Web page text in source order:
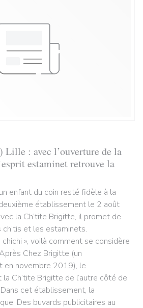
Lille : avec l’ouverture de la
estaminet retrouve la
enfant du coin resté fidèle à la
établissement le 2 août
la Ch’tite Brigitte, il promet de
et les estaminets.
», voilà comment se considère
Chez Brigitte (un
en novembre 2019), le
Ch’tite Brigitte de l’autre côté de
cet établissement, la
Des buvards publicitaires au